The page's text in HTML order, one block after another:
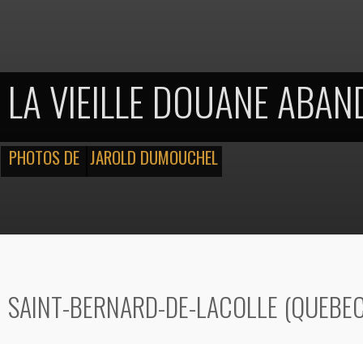
LA VIEILLE DOUANE
JAROLD DUMOUCHEL
PHOTOS DE
SAINT-BERNARD-DE-LACOLLE